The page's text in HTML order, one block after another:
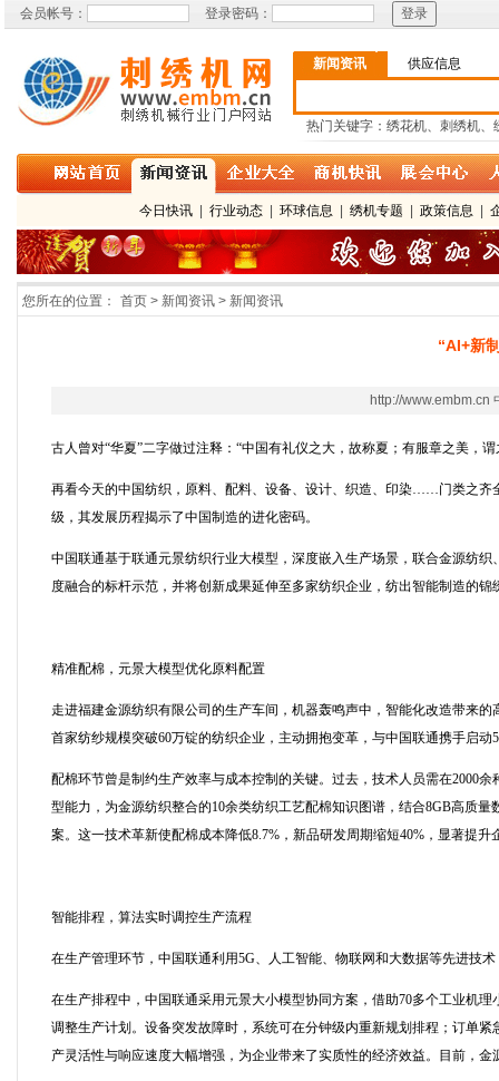
会员帐号： 登录密码：
新闻资讯 供应信息
热门关键字：绣花机、刺绣机、
今日快讯 行业动态 环球信息 绣机专题 政策信息
您所在的位置： 首页 > 新闻资讯 > 新闻资讯
“AI+新
http://
古人曾对“华夏”二字做过注释：“中国有礼仪之大，故称夏；有服章之美，
再看今天的中国纺织，原料、配料、设备、设计、织造、印染……门类之齐
级，其发展历程揭示了中国制造的进化密码。
中国联通基于联通元景纺织行业大模型，深度嵌入生产场景，联合金源纺
度融合的标杆示范，并将创新成果延伸至多家纺织企业，纺出智能制造的锦
精准配棉，元景大模型优化原料配置
走进福建金源纺织有限公司的生产车间，机器轰鸣声中，智能化改造带来
首家纺纱规模突破60万锭的纺织企业，主动拥抱变革，与中国联通携手启
配棉环节曾是制约生产效率与成本控制的关键。过去，技术人员需在2000
型能力，为金源纺织整合的10余类纺织工艺配棉知识图谱，结合8GB高质
案。这一技术革新使配棉成本降低8.7%，新品研发周期缩短40%，显著提升
智能排程，算法实时调控生产流程
在生产管理环节，中国联通利用5G、人工智能、物联网和大数据等先进技
在生产排程中，中国联通采用元景大小模型协同方案，借助70多个工业机
调整生产计划。设备突发故障时，系统可在分钟级内重新规划排程；订单
产灵活性与响应速度大幅增强，为企业带来了实质性的经济效益。目前，